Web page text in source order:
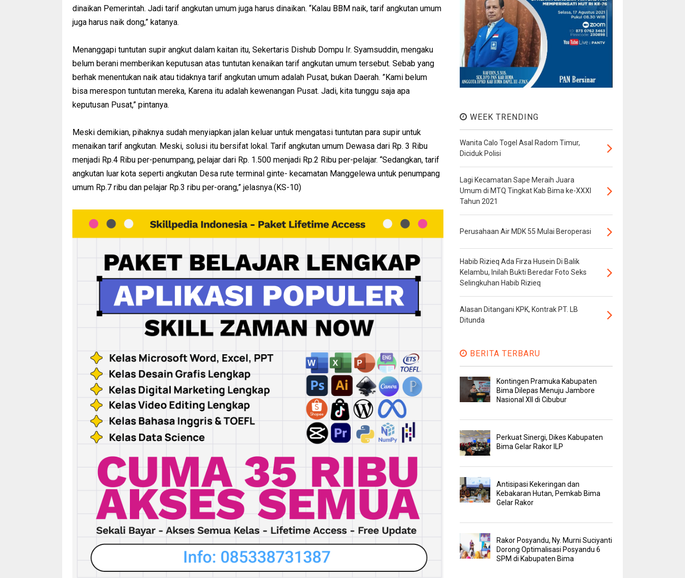
dinaikan Pemerintah. Jadi tarif angkutan umum juga harus dinaikan. “Kalau BBM naik, tarif angkutan umum
juga harus naik dong,” katanya.
Menanggapi tuntutan supir angkut dalam kaitan itu, Sekertaris Dishub Dompu Ir. Syamsuddin, mengaku
belum berani memberikan keputusan atas tuntutan kenaikan tarif angkutan umum tersebut. Sebab yang
berhak menentukan naik atau tidaknya tarif angkutan umum adalah Pusat, bukan Daerah. ”Kami belum
bisa merespon tuntutan mereka, Karena itu adalah kewenangan Pusat. Jadi, kita tunggu saja apa
keputusan Pusat,” pintanya.
Meski demikian, pihaknya sudah menyiapkan jalan keluar untuk mengatasi tuntutan para supir untuk
menaikan tarif angkutan. Meski, solusi itu bersifat lokal. Tarif angkutan umum Dewasa dari Rp. 3 Ribu
menjadi Rp.4 Ribu per-penumpang, pelajar dari Rp. 1.500 menjadi Rp.2 Ribu per-pelajar. “Sedangkan, tarif
angkutan luar kota seperti angkutan Desa rute terminal ginte- kecamatan Manggelewa untuk penumpang
umum Rp.7 ribu dan pelajar Rp.3 ribu per-orang,” jelasnya.(KS-10)
WEEK TRENDING
Wanita Calo Togel Asal Radom Timur,
Diciduk Polisi
Lagi Kecamatan Sape Meraih Juara
Umum di MTQ Tingkat Kab Bima ke-XXXI
Tahun 2021
Perusahaan Air MDK 55 Mulai Beroperasi
Habib Rizieq Ada Firza Husein Di Balik
Kelambu, Inilah Bukti Beredar Foto Seks
Selingkuhan Habib Rizieq
Alasan Ditangani KPK, Kontrak PT. LB
Ditunda
BERITA TERBARU
Kontingen Pramuka Kabupaten
Bima Dilepas Menuju Jambore
Nasional XII di Cibubur
Perkuat Sinergi, Dikes Kabupaten
Bima Gelar Rakor ILP
Antisipasi Kekeringan dan
Kebakaran Hutan, Pemkab Bima
Gelar Rakor
Rakor Posyandu, Ny. Murni Suciyanti
Dorong Optimalisasi Posyandu 6
SPM di Kabupaten Bima